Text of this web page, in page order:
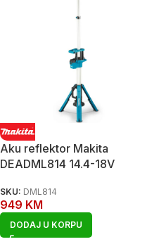
Aku reflektor Makita
DEADML814 14.4-18V
SKU: DML814
949 KM
DODAJ U KORPU